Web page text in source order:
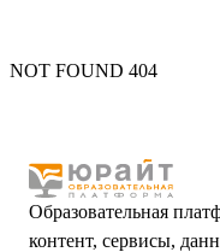
NOT FOUND 404
Образовательная
контент, сервисы,